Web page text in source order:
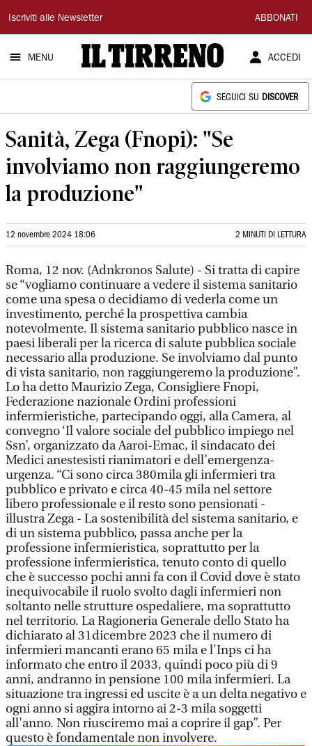
Il
Tirreno
Iscriviti alle Newsletter ABBONATI
MENU ACCEDI
SEGUICI SU DISCOVER
Sanità, Zega (Fnopi): "Se
involviamo non raggiungeremo
la produzione"
12 novembre 2024 18:06 2 MINUTI DI LETTURA
Roma, 12 nov. (Adnkronos Salute) - Si tratta di capire
se “vogliamo continuare a vedere il sistema sanitario
come una spesa o decidiamo di vederla come un
investimento, perché la prospettiva cambia
notevolmente. Il sistema sanitario pubblico nasce in
paesi liberali per la ricerca di salute pubblica sociale
necessario alla produzione. Se involviamo dal punto
di vista sanitario, non raggiungeremo la produzione”.
Lo ha detto Maurizio Zega, Consigliere Fnopi,
Federazione nazionale Ordini professioni
infermieristiche, partecipando oggi, alla Camera, al
convegno ‘Il valore sociale del pubblico impiego nel
Ssn’, organizzato da Aaroi-Emac, il sindacato dei
Medici anestesisti rianimatori e dell’emergenza-
urgenza. “Ci sono circa 380mila gli infermieri tra
pubblico e privato e circa 40-45 mila nel settore
libero professionale e il resto sono pensionati -
illustra Zega - La sostenibilità del sistema sanitario, e
di un sistema pubblico, passa anche per la
professione infermieristica, soprattutto per la
professione infermieristica, tenuto conto di quello
che è successo pochi anni fa con il Covid dove è stato
inequivocabile il ruolo svolto dagli infermieri non
soltanto nelle strutture ospedaliere, ma soprattutto
nel territorio. La Ragioneria Generale dello Stato ha
dichiarato al 31dicembre 2023 che il numero di
infermieri mancanti erano 65 mila e l'Inps ci ha
informato che entro il 2033, quindi poco più di 9
anni, andranno in pensione 100 mila infermieri. La
situazione tra ingressi ed uscite è a un delta negativo e
ogni anno si aggira intorno ai 2-3 mila soggetti
all'anno. Non riusciremo mai a coprire il gap”. Per
questo è fondamentale non involvere.